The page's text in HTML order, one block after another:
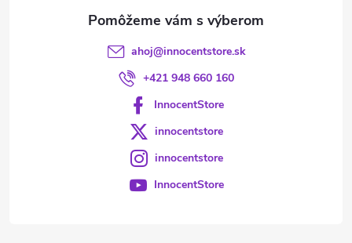
ahoj@innocentstore.sk
+421 948 660 160
InnocentStore
innocentstore
innocentstore
InnocentStore